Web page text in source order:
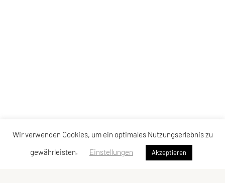
Wir verwenden Cookies, um ein optimales Nutzungserlebnis zu
gewährleisten.
Einstellungen Akzeptieren